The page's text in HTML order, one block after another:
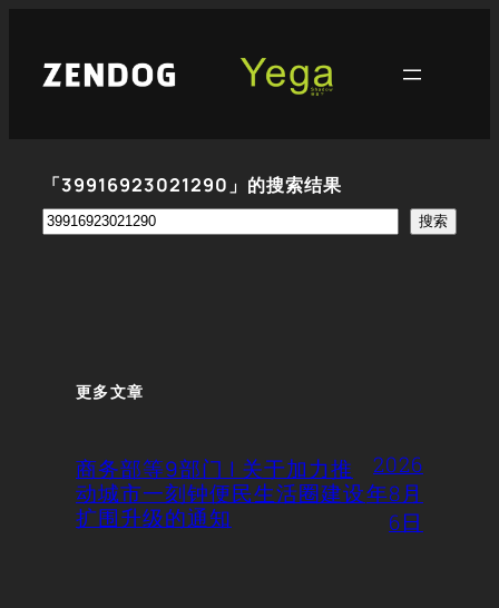
「39916923021290」的搜索结果
搜
搜索
更多文章
商务部等9部门 | 关于加力推
动城市一刻钟便民生活圈建设
扩围升级的通知
2026
年8月
6日